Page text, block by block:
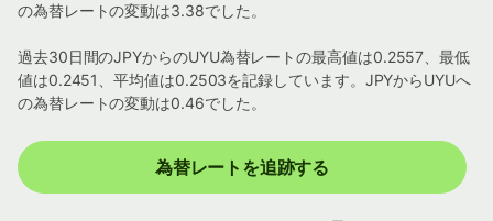
の為替レートの変動は3.38でした。
過去30日間のJPYからのUYU為替レートの最高値は0.2557、最低
値は0.2451、平均値は0.2503を記録しています。JPYからUYUへ
の為替レートの変動は0.46でした。
為替レートを追跡する